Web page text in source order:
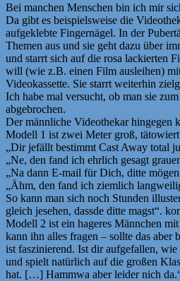
Bei manchen Menschen bin ich mir
Da gibt es beispielsweise die
aufgeklebte Fingernägel. In der
Themen aus und sie geht dazu über
und starrt sich auf die rosa lackierten
will (wie z.B. einen Film ausleihen)
Videokassette. Sie starrt weiterhin
Ich habe mal versucht, ob man sie
abgebrochen.
Der männliche Videothekar hingegen
Modell 1 ist zwei Meter groß,
„Dir jefällt bestimmt Cast Away total
„Ne, den fand ich ehrlich gesagt
„Na dann E-mail für Dich, ditte
„Ähm, den fand ich ziemlich
So kann man sich noch Stunden
gleich jesehen, dassde ditte magst“.
Modell 2 ist ein hageres Männchen
kann ihn alles fragen – sollte das
ist faszinierend. Ist dir aufgefallen,
und spielt natürlich auf die großen
hat. […] Hammwa aber leider nich